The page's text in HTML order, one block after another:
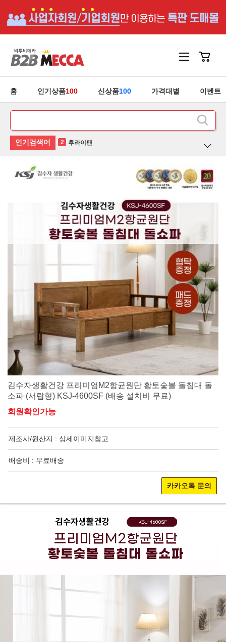
홈 인기상품100 신상품100 가격대별 이벤트
3 유산균
5 안마기
2 후라이팬
김수자생활건강 프리미엄M2항균원단 황토숯볼 돌침대 돌
소파 (서랍형) KSJ-4600SF (배송 설치비 무료)
회원확인가능
제조사/원산지 : 상세이미지참고
배송비 : 무료배송
카카오톡 문의